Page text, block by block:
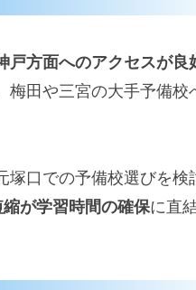
戸方面へのアクセスが良
梅田や三宮の大手予備校
塚口での予備校選びを検
が学習時間の確保に直